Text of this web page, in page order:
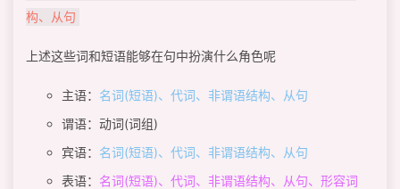
构、从句
上述这些词和短语能够在句中扮演什么角色呢
主语： 名词(短语)、代词、非谓语结构、从句
谓语：动词(词组)
宾语： 名词(短语)、代词、非谓语结构、从句
表语： 名词(短语)、代词、非谓语结构、从句、形容词